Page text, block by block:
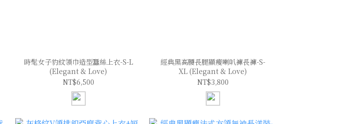
時髦女子豹紋領巾造型蠶絲上衣-S-L
(Elegant & Love)
NT$6,500
經典黑高腰長腿顯瘦喇叭褲長褲-S-
XL (Elegant & Love)
NT$3,800